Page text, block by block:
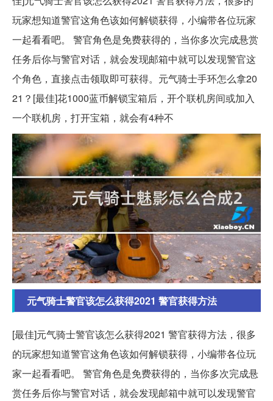
玩家想知道警官这角色该如何解锁获得，小编带各位玩家
一起看看吧。 警官角色是免费获得的，当你多次完成悬赏
任务后你与警官对话，就会发现邮箱中就可以发现警官这
个角色，直接点击领取即可获得。元气骑士手环怎么拿20
21？[最佳]花1000蓝币解锁宝箱后，开个联机房间或加入
一个联机房，打开宝箱，就会有4种不
元气骑士警官该怎么获得2021 警官获得方法
[最佳]元气骑士警官该怎么获得2021 警官获得方法，很多
的玩家想知道警官这角色该如何解锁获得，小编带各位玩
家一起看看吧。 警官角色是免费获得的，当你多次完成悬
赏任务后你与警官对话，就会发现邮箱中就可以发现警官